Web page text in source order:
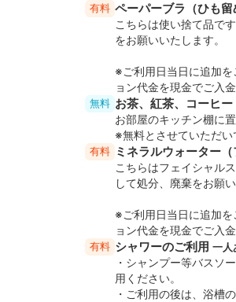
有料 ペーパーブラ（ひも留
こちらは使い捨て品で
をお願いいたします。
※ご利用日当日に追加
ョン代金を現金でご入金
無料 お茶、紅茶、コーヒー
お部屋のキッチン棚に
※無料とさせていただい
有料 ミネラルウォーター
こちらはフェイシャル
して処分、廃棄をお願い
※ご利用日当日に追加
ョン代金を現金でご入金
有料 シャワーのご利用 一人
・シャンプー等バスソ
用ください。
・ご利用の後は、浴槽